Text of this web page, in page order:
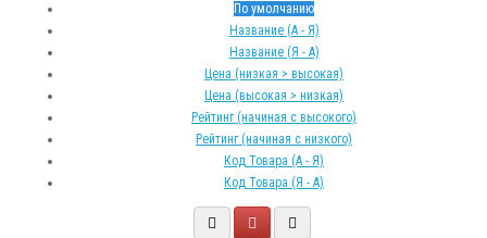
По умолчанию
Название (А - Я)
Название (Я - А)
Цена (низкая > высокая)
Цена (высокая > низкая)
Рейтинг (начиная с высокого)
Рейтинг (начиная с низкого)
Код Товара (А - Я)
Код Товара (Я - А)